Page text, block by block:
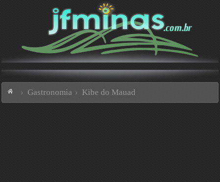
Gastronomia Kibe do Mauad